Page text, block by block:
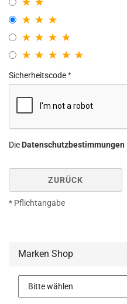
Sicherheitscode
Die Datenschutzbestimmungen
ZURÜCK
* Pflichtangabe
Marken Shop